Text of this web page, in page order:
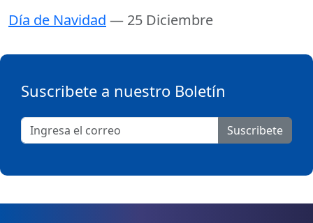
Día de Navidad — 25 Diciembre
Suscribete a nuestro Boletín
Suscribete